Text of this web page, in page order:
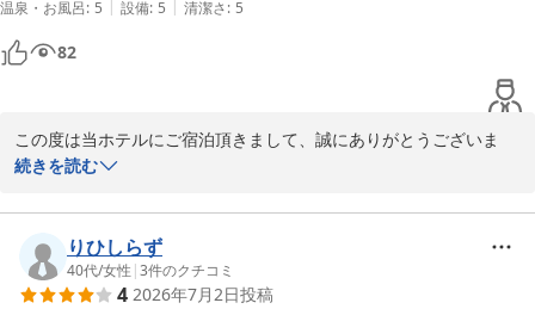
温泉・お風呂: 5 設備: 5 清潔さ: 5
82
この度は当ホテルにご宿泊頂きまして、誠にありがとうございま
す。
「温泉&無料朝食ビジホの最高峰」！という大変光栄な評価をいた
だき、スタッフ一同、心より嬉しく存じます。
当ホテル自慢の温泉と朝食にご満足いただけたようで何よりです。
続きを読む
りひしらず
40代/女性 |3件のクチコミ
4 2026年7月2日投稿